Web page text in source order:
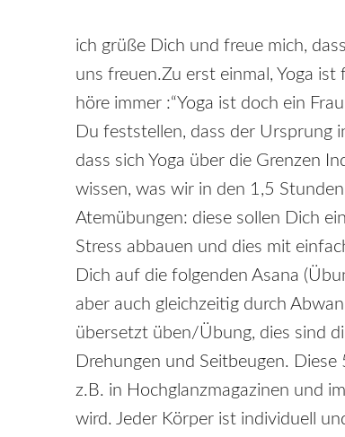
ich grüße Dich und freue mich,
uns freuen.Zu erst einmal, Yoga
höre immer :“Yoga ist doch ein
Du feststellen, dass der Ursprung
dass sich Yoga über die Grenzen
wissen, was wir in den 1,5
Atemübungen: diese sollen Dich
Stress abbauen und dies mit
Dich auf die folgenden Asana
aber auch gleichzeitig durch
übersetzt üben/Übung, dies sind
Drehungen und Seitbeugen.
z.B. in Hochglanzmagazinen und
wird. Jeder Körper ist individuell